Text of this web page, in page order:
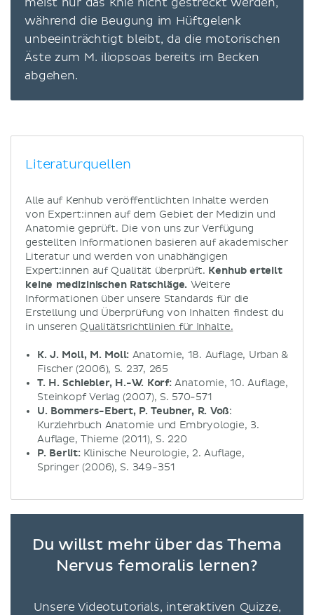
während die Beugung im Hüftgelenk
unbeeinträchtigt bleibt, da die motorischen
Äste zum M. iliopsoas bereits im Becken
abgehen.
Literaturquellen
Alle auf Kenhub veröffentlichten Inhalte werden
von Expert:innen auf dem Gebiet der Medizin und
Anatomie geprüft. Die von uns zur Verfügung
gestellten Informationen basieren auf akademischer
Literatur und werden von unabhängigen
Expert:innen auf Qualität überprüft. Kenhub erteilt
keine medizinischen Ratschläge. Weitere
Informationen über unsere Standards für die
Erstellung und Überprüfung von Inhalten findest du
in unseren Qualitätsrichtlinien für Inhalte.
K. J. Moll, M. Moll: Anatomie, 18. Auflage, Urban &
Fischer (2006), S. 237, 265
T. H. Schiebler, H.-W. Korf:Anatomie, 10. Auflage,
Steinkopf Verlag (2007), S. 570-571
U. Bommers-Ebert, P. Teubner, R. Voß:
Kurzlehrbuch Anatomie und Embryologie, 3.
Auflage, Thieme (2011), S. 220
P. Berlit: Klinische Neurologie, 2. Auflage,
Springer (2006), S. 349-351
Du willst mehr über das Thema
Nervus femoralis lernen?
Unsere Videotutorials, interaktiven Quizze,